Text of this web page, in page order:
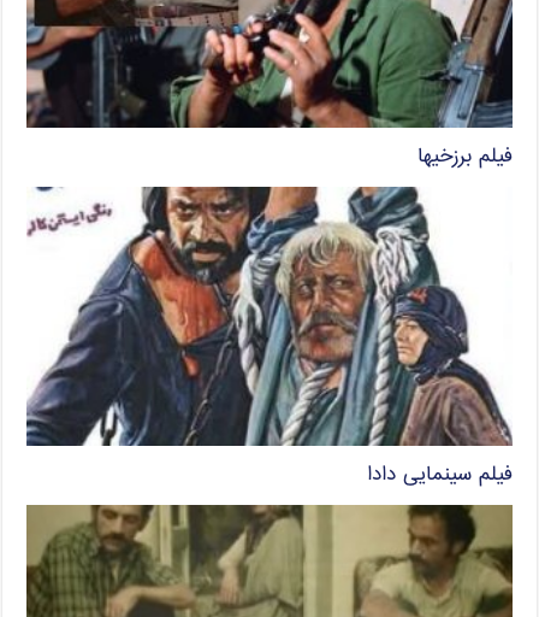
فیلم برزخیها
فیلم سینمایی دادا